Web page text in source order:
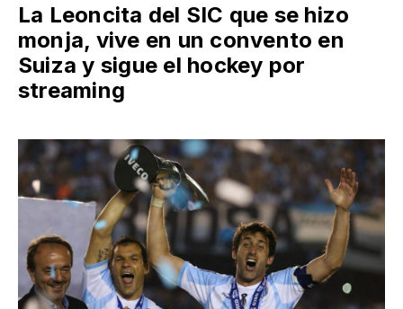
La Leoncita del SIC que se hizo
monja, vive en un convento en
Suiza y sigue el hockey por
streaming